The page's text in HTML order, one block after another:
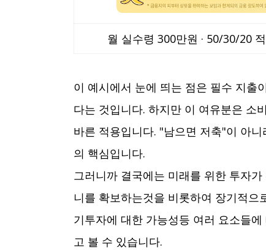
월 실수령 300만원 · 50/30/20
이 예시에서 눈에 띄는 점은 필수 지출
다는 것입니다. 하지만 이 여유분은 소
바른 적용입니다. "남으면 저축"이 아
의 핵심입니다.
그러니까 결국에는 미래를 위한 투자
니를 확보하는것을 비롯하여 장기적
기투자에 대한 가능성등 여러 요소들
고 볼 수 있습니다.